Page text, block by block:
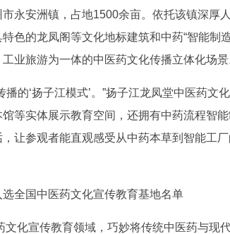
安洲镇，占地1500余亩。依托该镇深厚
色的龙凤阁等文化地标建筑和中药“智能制
业旅游为一体的中医药文化传播立体化场景
‘扬子江模式’。”扬子江龙凤堂中医药文
等实体展示教育空间，还拥有中药流程智
让参观者能直观感受从中药本草到智能工
宣传教育领域，巧妙将传统中医药与现代